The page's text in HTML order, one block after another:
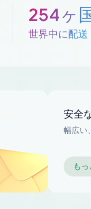
254ヶ
世界中に配送
安全
幅広い
も